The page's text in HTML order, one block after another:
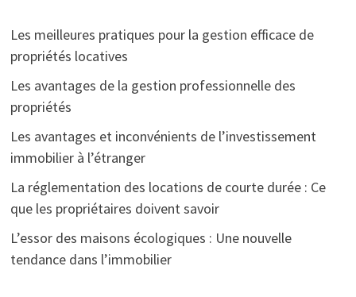
Les meilleures pratiques pour la gestion efficace de
propriétés locatives
Les avantages de la gestion professionnelle des
propriétés
Les avantages et inconvénients de l’investissement
immobilier à l’étranger
La réglementation des locations de courte durée : Ce
que les propriétaires doivent savoir
L’essor des maisons écologiques : Une nouvelle
tendance dans l’immobilier